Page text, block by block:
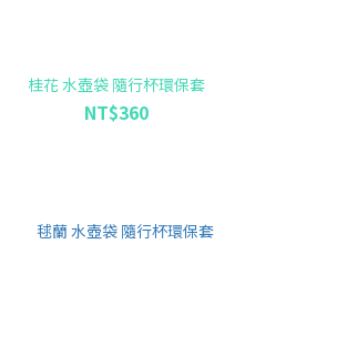
桂花 水壺袋 隨行杯環保套
NT$360